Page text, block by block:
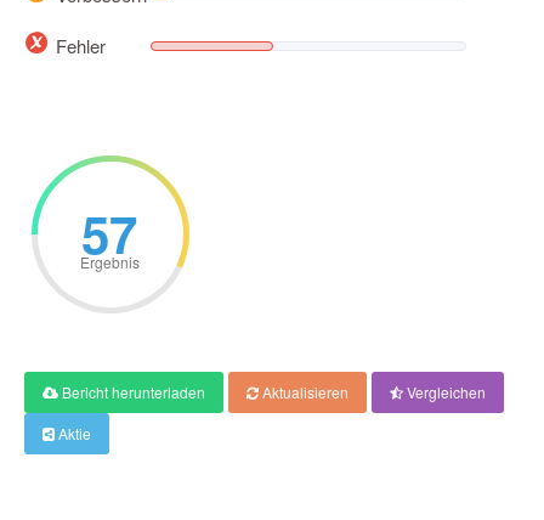
Fehler
57
Ergebnis
Bericht herunterladen Aktualisieren
Vergleichen
Aktie